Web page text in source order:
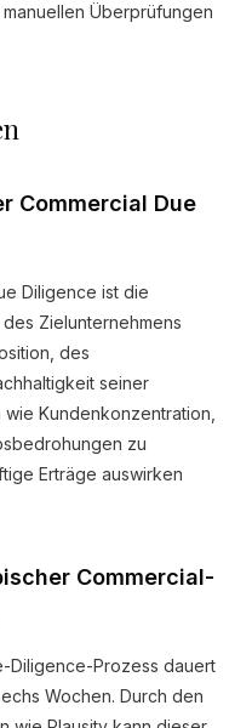
Überprüfungen
Commercial Due
Diligence ist die
Zielunternehmens
des
seiner
Kundenkonzentration,
zu
Erträge auswirken
Commercial-
Diligence-Prozess dauert
Wochen. Durch den